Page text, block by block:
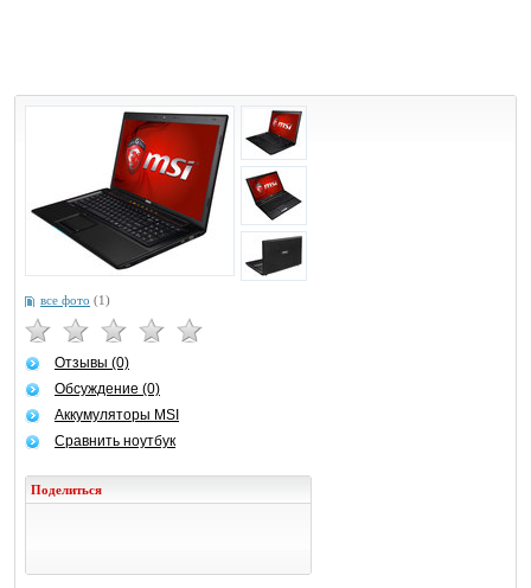
все фото (1)
Отзывы (0)
Обсуждение (0)
Аккумуляторы MSI
Сравнить ноутбук
Поделиться